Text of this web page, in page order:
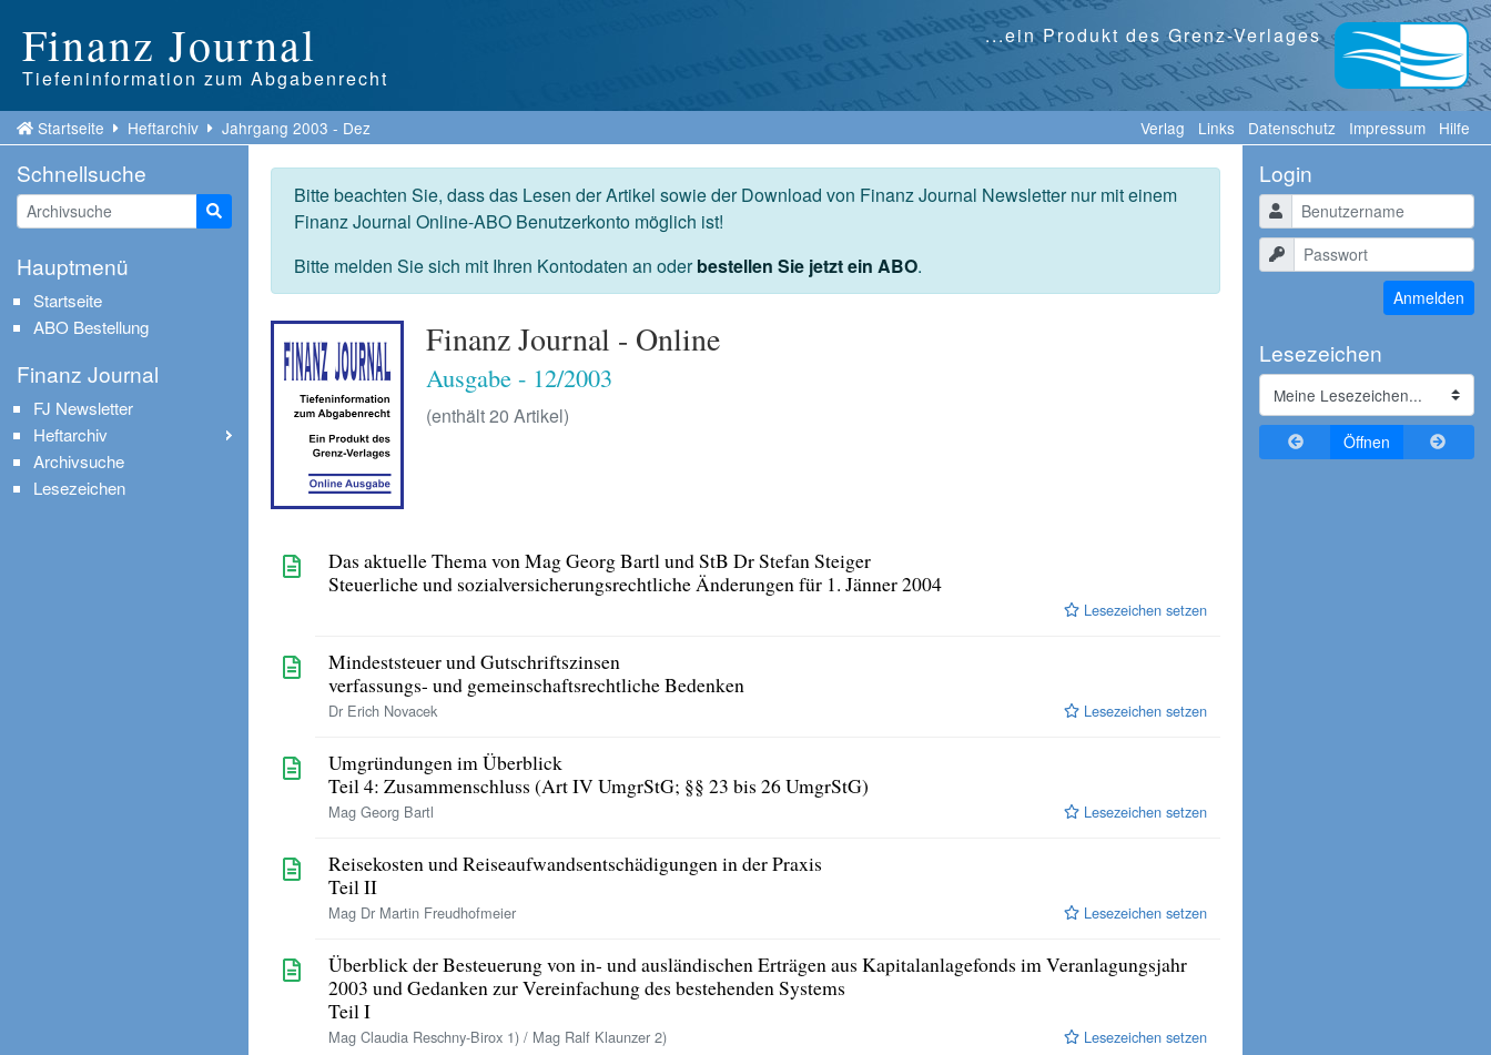
Finanz Journal
Tiefeninformation zum Abgabenrecht
...ein Produkt des Grenz-Verlages
Startseite Heftarchiv Jahrgang 2003 - Dez Verlag Links Datenschutz Impressum Hilfe
Bitte beachten Sie, dass das Lesen der Artikel sowie der Download von Finanz Journal Newsletter nur mit einem
Finanz Journal Online-ABO Benutzerkonto möglich ist!
Bitte melden Sie sich mit Ihren Kontodaten an oderbestellen Sie jetzt ein ABO.
Finanz Journal - Online
Ausgabe - 12/2003
(enthält 20 Artikel)
Das aktuelle Thema von Mag Georg Bartl und StB Dr Stefan Steiger
Steuerliche und sozialversicherungsrechtliche Änderungen für 1. Jänner 2004
Lesezeichen setzen
Mindeststeuer und Gutschriftszinsen
verfassungs- und gemeinschaftsrechtliche Bedenken
Dr Erich Novacek Lesezeichen setzen
Umgründungen im Überblick
Teil 4: Zusammenschluss (Art IV UmgrStG; §§ 23 bis 26 UmgrStG)
Mag Georg Bartl Lesezeichen setzen
Reisekosten und Reiseaufwandsentschädigungen in der Praxis
Teil II
Mag Dr Martin Freudhofmeier Lesezeichen setzen
Überblick der Besteuerung von in- und ausländischen Erträgen aus Kapitalanlagefonds im Veranlagungsjahr
2003 und Gedanken zur Vereinfachung des bestehenden Systems
Teil I
Mag Claudia Reschny-Birox 1) / Mag Ralf Klaunzer 2) Lesezeichen setzen
Schnellsuche
Suche starten
Hauptmenü
Startseite
ABO Bestellung
Finanz Journal
FJ Newsletter
Heftarchiv
Archivsuche
Lesezeichen
Login
Benutzername
Passwort
Anmelden
Lesezeichen
Zurückblättern
Öffnen